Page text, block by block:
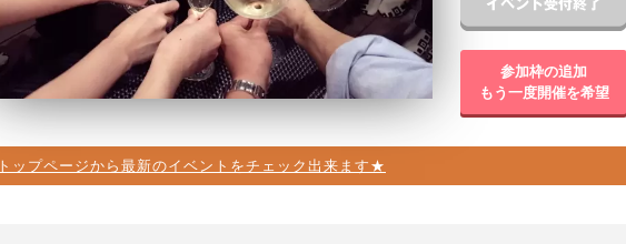
参加枠の追加
もう一度開催を希望
トップページから最新のイベントをチェック出来ます★